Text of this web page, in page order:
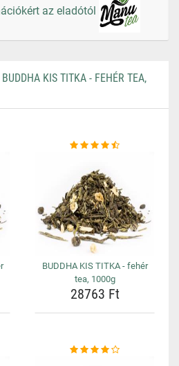
az eladótól
KIS TITKA - FEHÉR TEA,
BUDDHA KIS TITKA - fehér
tea, 1000g
28763 Ft